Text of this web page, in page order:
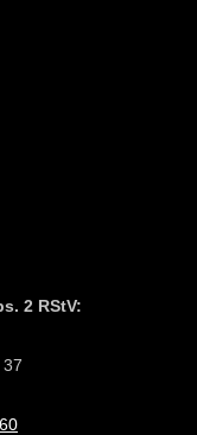
2 RStV: